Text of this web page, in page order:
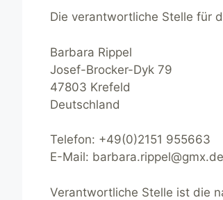
Die verantwortliche Stelle für
Barbara Rippel
Josef-Brocker-Dyk 79
47803 Krefeld
Deutschland
Telefon: +49(0)2151 955663
E-Mail: barbara.rippel@gmx.de
Verantwortliche Stelle ist die